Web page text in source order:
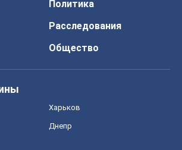
Политика
Расследования
Общество
Харьков
Днепр